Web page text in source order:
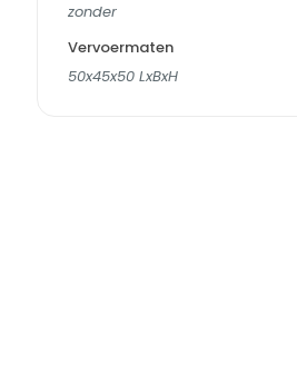
zonder
Vervoermaten
50x45x50 LxBxH